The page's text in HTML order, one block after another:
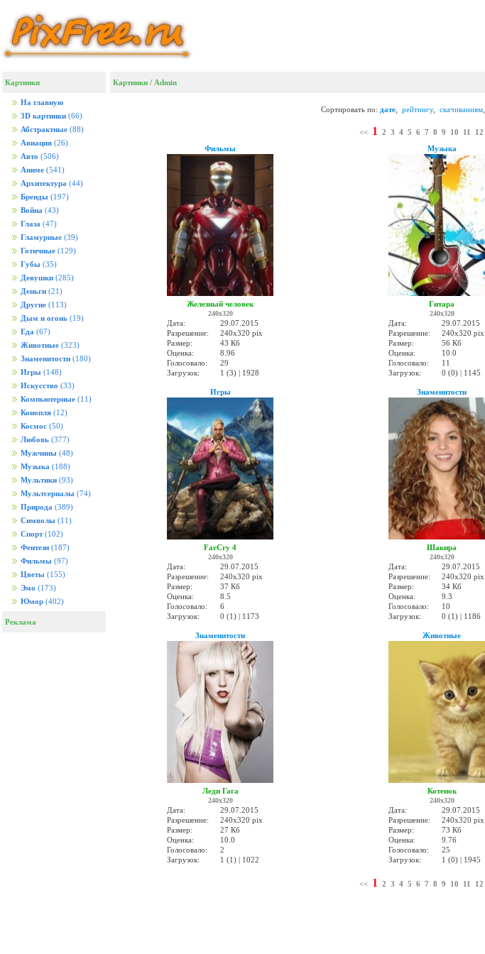
Картинки
На главную
3D картинки (66)
Абстрактные (88)
Авиация (26)
Авто (506)
Аниме (541)
Архитектура (44)
Бренды (197)
Война (43)
Глаза (47)
Гламурные (39)
Готичные (129)
Губы (35)
Девушки (285)
Деньги (21)
Другие (113)
Дым и огонь (19)
Еда (67)
Животные (323)
Знаменитости (180)
Игры (148)
Искусство (33)
Компьютерные (11)
Конопля (12)
Космос (50)
Любовь (377)
Мужчины (48)
Музыка (188)
Мультики (93)
Мультсериалы (74)
Природа (389)
Символы (11)
Спорт (102)
Фентези (187)
Фильмы (97)
Цветы (155)
Эмо (173)
Юмор (402)
Реклама
Картинки / Admin
Сортировать по: дате рейтингу, скачиваниям
<< 1 2 3 4 5 6 7 8 9 10 11 12
Фильмы
Железный человек
240x320
Дата:
29.07.2015
Разрешение:
240x320 pix
Размер:
43 Кб
Оценка:
8.96
Голосовало:
29
Загрузок:
1 (3) | 1928
Музыка
Гитара
240x320
Дата:
29.07.2015
Разрешение:
240x320 pix
Размер:
56 Кб
Оценка:
10.0
Голосовало:
11
Загрузок:
0 (0) | 1145
Игры
FarCry 4
240x320
Дата:
29.07.2015
Разрешение:
240x320 pix
Размер:
37 Кб
Оценка:
8.5
Голосовало:
6
Загрузок:
0 (1) | 1173
Знаменитости
Шакира
240x320
Дата:
29.07.2015
Разрешение:
240x320 pix
Размер:
34 Кб
Оценка:
9.3
Голосовало:
10
Загрузок:
0 (1) | 1186
Знаменитости
Леди Гага
240x320
Дата:
29.07.2015
Разрешение:
240x320 pix
Размер:
27 Кб
Оценка:
10.0
Голосовало:
2
Загрузок:
1 (1) | 1022
Животные
Котенок
240x320
Дата:
29.07.2015
Разрешение:
240x320 pix
Размер:
73 Кб
Оценка:
9.76
Голосовало:
25
Загрузок:
1 (0) | 1945
<< 1 2 3 4 5 6 7 8 9 10 11 12